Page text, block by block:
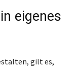
eigenes
gilt es,